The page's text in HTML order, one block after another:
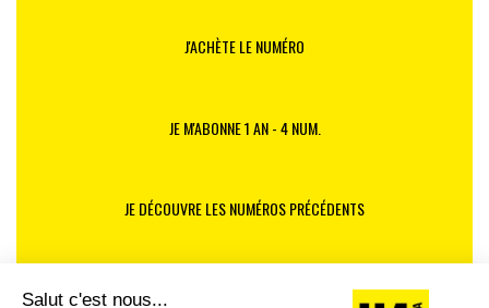
J'ACHÈTE LE NUMÉRO
JE M'ABONNE 1 AN - 4 NUM.
JE DÉCOUVRE LES NUMÉROS PRÉCÉDENTS